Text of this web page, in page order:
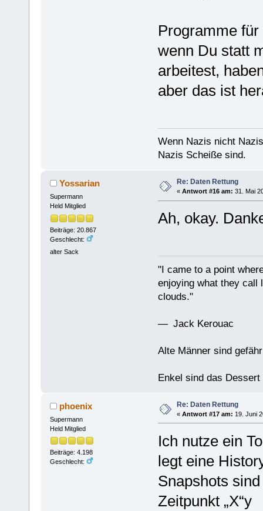
Programme
wenn Du statt
arbeitest,
aber das ist
Wenn Nazis nicht
Nazis Scheiße sind.
Yossarian
Supermann
Held Mitglied
Beiträge: 20.867
Geschlecht:
alter Sack
Re: Daten Rettung
« Antwort #16 am: 31. Mai
Ah, okay.
"I came to a point
enjoying what they call
clouds."
— Jack Kerouac
Alte Männer sind
Enkel sind das Dessert
phoenix
Supermann
Held Mitglied
Beiträge: 4.198
Geschlecht:
Re: Daten Rettung
« Antwort #17 am: 19. Juni
Ich nutze ein
legt eine
Snapshots
Zeitpunkt „X“y